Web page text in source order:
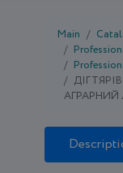
Main
АГРАРНИЙ